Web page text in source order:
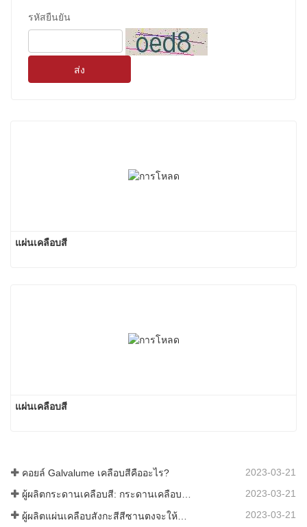
รหัสยืนยัน
ส่ง
แผ่นเคลือบสี
แผ่นเคลือบสี
คอยล์ Galvalume เคลือบสีคืออะไร? 2023-03-21
ผู้ผลิตกระดานเคลือบสี: กระดานเคลือบสีเกล็ดหิมะสำหรับเครื่องประดับรีดออกจากสายการผลิตอย่างถูกต้อง 2023-03-21
2023-03-21